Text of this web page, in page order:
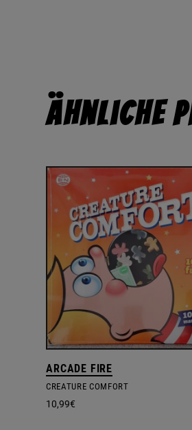
Ähnliche
ARCADE FIRE
CREATURE COMFORT
10,99€